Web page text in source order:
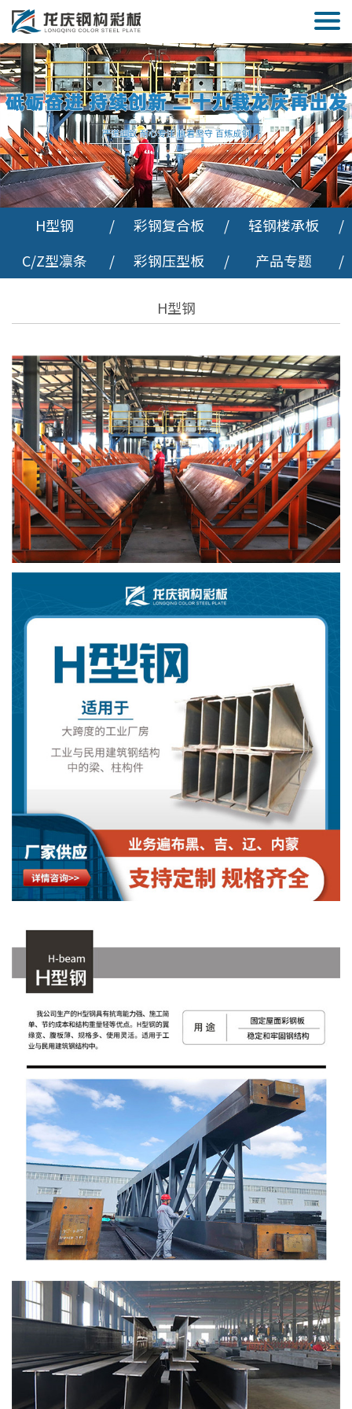
H型钢 / 彩钢复合板 / 轻钢楼承板
/
C/Z型凛条
/ 彩钢压型板 / 产品专题 /
H型钢